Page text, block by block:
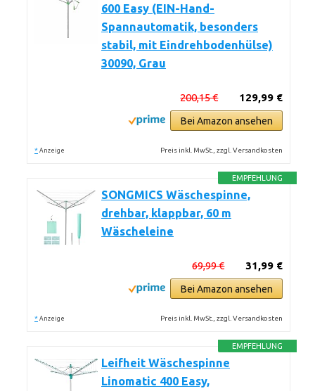
600 Easy (EIN-Hand-
Spannautomatik, besonders
stabil, mit Eindrehbodenhülse)
30090, Grau
129,99 €
200,15 €
Bei Amazon ansehen
* Anzeige Preis inkl. MwSt., zzgl. Versandkosten
EMPFEHLUNG
SONGMICS Wäschespinne,
drehbar, klappbar, 60 m
Wäscheleine
31,99 €
69,99 €
Bei Amazon ansehen
* Anzeige Preis inkl. MwSt., zzgl. Versandkosten
EMPFEHLUNG
Leifheit Wäschespinne
Linomatic 400 Easy,